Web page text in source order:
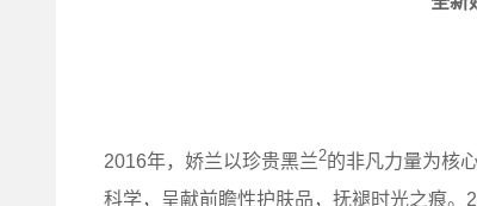
2016年，娇兰以珍贵黑兰2的非凡力量为核
科学，呈献前瞻性护肤品，抚褪时光之痕